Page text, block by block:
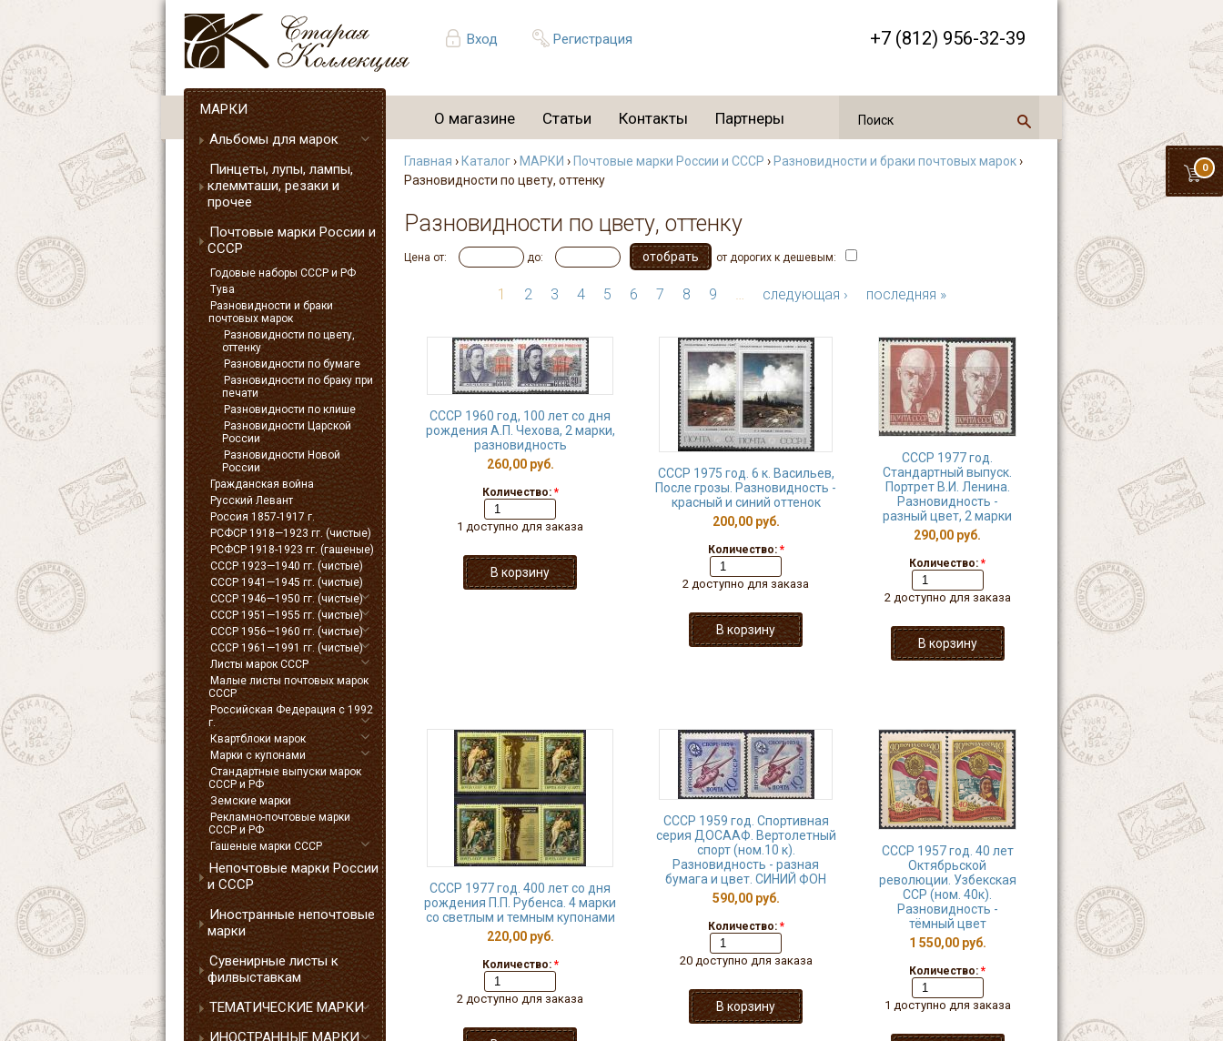
Вход Регистрация +7 (812) 956-32-39
0
О магазине Статьи Контакты Партнеры
МАРКИ
Альбомы для марок
Пинцеты, лупы, лампы,
клеммташи, резаки и
прочее
Почтовые марки России и
СССР
Годовые наборы СССР и РФ
Тува
Разновидности и браки
почтовых марок
Разновидности по цвету,
оттенку
Разновидности по бумаге
Разновидности по браку при
печати
Разновидности по клише
Разновидности Царской
России
Разновидности Новой
России
Гражданская война
Русский Левант
Россия 1857-1917 г.
РСФСР 1918—1923 гг. (чистые)
РСФСР 1918-1923 гг. (гашеные)
СССР 1923—1940 гг. (чистые)
СССР 1941—1945 гг. (чистые)
СССР 1946—1950 гг. (чистые)
СССР 1951—1955 гг. (чистые)
СССР 1956—1960 гг. (чистые)
СССР 1961—1991 гг. (чистые)
Листы марок СССР
Малые листы почтовых марок
СССР
Российская Федерация с 1992
г.
Квартблоки марок
Марки с купонами
Стандартные выпуски марок
СССР и РФ
Земские марки
Рекламно-почтовые марки
СССР и РФ
Гашеные марки СССР
Непочтовые марки России
и СССР
Иностранные непочтовые
марки
Сувенирные листы к
филвыставкам
ТЕМАТИЧЕСКИЕ МАРКИ
ИНОСТРАННЫЕ МАРКИ
Главная › Каталог› МАРКИ › Почтовые марки России и СССР › Разновидности и браки почтовых марок›
Разновидности по цвету, оттенку
Разновидности по цвету, оттенку
Цена от: до: от дорогих к дешевым:
1 2 3 4 5 6 7 8 9 … следующая › последняя »
СССР 1960 год, 100 лет со дня
рождения А.П. Чехова, 2 марки,
разновидность
260,00 руб.
Количество: *
1 доступно для заказа
СССР 1975 год. 6 к. Васильев,
После грозы. Разновидность -
красный и синий оттенок
200,00 руб.
Количество: *
2 доступно для заказа
СССР 1977 год.
Стандартный выпуск.
Портрет В.И. Ленина.
Разновидность -
разный цвет, 2 марки
290,00 руб.
Количество: *
2 доступно для заказа
СССР 1977 год. 400 лет со дня
рождения П.П. Рубенса. 4 марки
со светлым и темным купонами
220,00 руб.
Количество: *
2 доступно для заказа
CCCР 1959 год. Спортивная
серия ДОСААФ. Вертолетный
спорт (ном.10 к).
Разновидность - разная
бумага и цвет. СИНИЙ ФОН
590,00 руб.
Количество: *
20 доступно для заказа
СССР 1957 год. 40 лет
Октябрьской
революции. Узбекская
ССР (ном. 40к).
Разновидность -
тёмный цвет
1 550,00 руб.
Количество: *
1 доступно для заказа